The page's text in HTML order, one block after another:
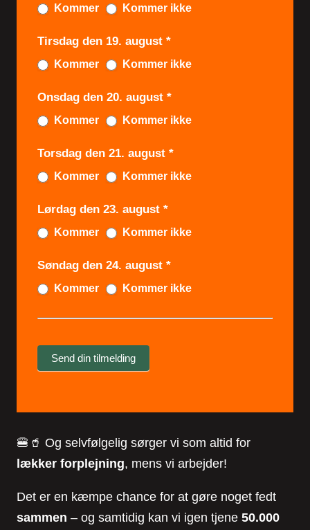
a
e
f
e
Kommer Kommer ikke
Tirsdag den 19. august *
Kommer Kommer ikke
Onsdag den 20. august *
Kommer Kommer ikke
Torsdag den 21. august *
Kommer Kommer ikke
Lørdag den 23. august *
Kommer Kommer ikke
Søndag den 24. august *
Kommer Kommer ikke
Send din tilmelding
🍔🥤 Og selvfølgelig sørger vi som altid for
lækker forplejning, mens vi arbejder!
Det er en kæmpe chance for at gøre noget fedt
sammen – og samtidig kan vi igen tjene 50.000